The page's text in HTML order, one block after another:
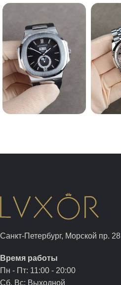
Санкт-Петербург, Морской пр. 28
Время работы
Пн - Пт: 11:00 - 20:00
Сб, Вс: Выходной